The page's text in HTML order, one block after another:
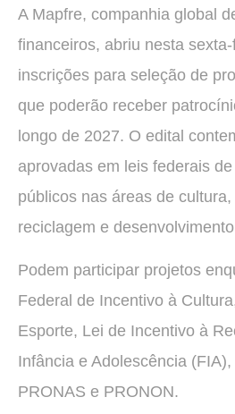
A Mapfre, companhia global
financeiros, abriu nesta
inscrições para seleção de
que poderão receber
longo de 2027. O edital
aprovadas em leis federais
públicos nas áreas de
reciclagem e
Podem participar projetos
Federal de Incentivo à
Esporte, Lei de Incentivo à
Infância e Adolescência
PRONAS e PRONON.